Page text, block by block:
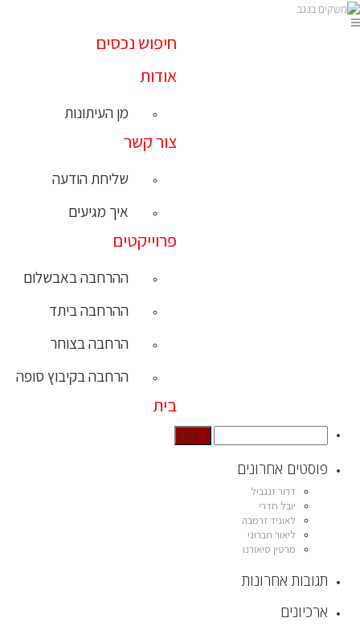
חיפוש נכסים
אודות
מן העיתונות
צור קשר
שליחת הודעה
איך מגיעים
פרוייקטים
ההרחבה באבשלום
ההרחבה ביתד
הרחבה בצוחר
הרחבה בקיבוץ סופה
בית
פוסטים אחרונים
דרור זנגביל
יובל חדרי
לאוניד זרמבה
ליאור חברוני
מרטין סיאורנו
תגובות אחרונות
ארכיונים